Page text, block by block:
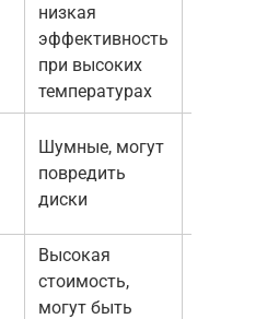
низкая
эффективность
при высоких
температурах
Шумные, могут
повредить
диски
Высокая
стоимость,
могут быть